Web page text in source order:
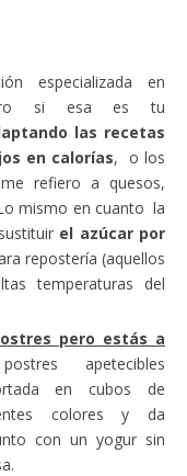
especializada en
si esa es tu
las recetas
en calorías, o los
refiero a quesos,
mismo en cuanto la
el azúcar por
repostería (aquellos
temperaturas del
pero estás a
apetecibles
en cubos de
colores y da
con un yogur sin